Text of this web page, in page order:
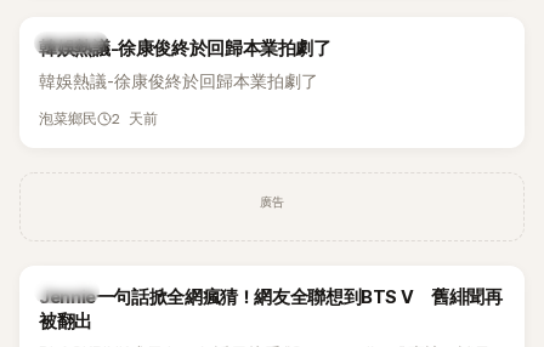
熱議討論
韓娛熱議-徐康俊終於回歸本業拍劇了
韓娛熱議-徐康俊終於回歸本業拍劇了
泡菜鄉民 2 天前
廣告
K-POP
Jennie一句話掀全網瘋猜！網友全聯想到BTS V 舊緋聞再
被翻出